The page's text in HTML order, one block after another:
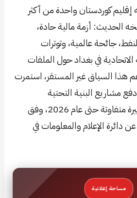
واجه إقليم كوردستان واحدة من أكثر
الحديث: أزمة مالية حادة،
جائحة عالمية، وتوترات
في بغداد حول الملفات
هذا السياق غير المستقر، استمرت
مشاريع البنية التحتية
والخدمات العامة بوتيرة متفاوتة حتى عام 2026، وفق
دائرة الإعلام والمعلومات في
مساحة إعلانية